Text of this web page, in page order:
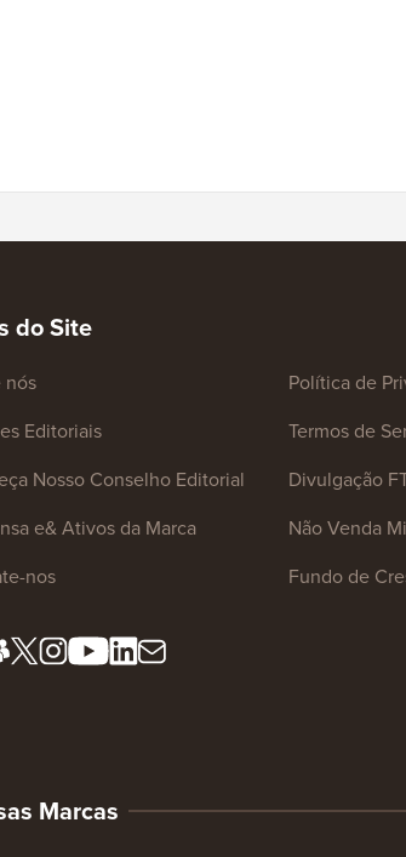
do Site
nós
Editoriais
Nosso Conselho Editorial
e& Ativos da Marca
nos
Política de
Termos de
Divulgação
Não Venda
Fundo de
Marcas